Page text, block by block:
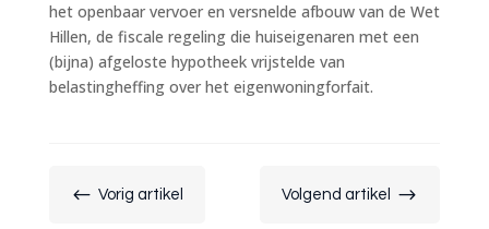
het openbaar vervoer en versnelde afbouw van de Wet
Hillen, de fiscale regeling die huiseigenaren met een
(bijna) afgeloste hypotheek vrijstelde van
belastingheffing over het eigenwoningforfait.
# Vorig artikel Volgend artikel $